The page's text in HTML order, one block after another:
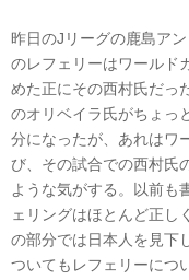
昨日のJリーグの鹿島ア
のレフェリーはワールド
めた正にその西村氏だっ
のオリベイラ氏がちょっ
分になったが、あれはワ
び、その試合での西村氏
ような気がする。以前も
ェリングはほとんど正し
の部分では日本人を見下
ついてもレフェリーにつ